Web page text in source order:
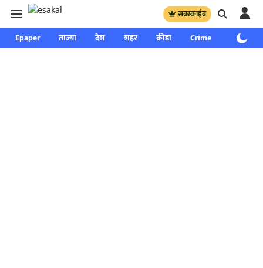
सबस्क्राईब
Epaper ताज्या देश शहर क्रीडा Crime साप्ताहिक